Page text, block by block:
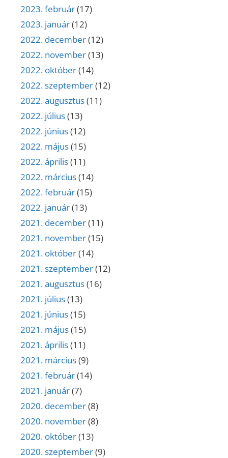
2023. február(17)
2023. január(12)
2022. december(12)
2022. november(13)
2022. október(14)
2022. szeptember(12)
2022. augusztus(11)
2022. július(13)
2022. június(12)
2022. május(15)
2022. április(11)
2022. március(14)
2022. február(15)
2022. január(13)
2021. december(11)
2021. november(15)
2021. október(14)
2021. szeptember(12)
2021. augusztus(16)
2021. július(13)
2021. június(15)
2021. május(15)
2021. április(11)
2021. március(9)
2021. február(14)
2021. január(7)
2020. december(8)
2020. november(8)
2020. október(13)
2020. szeptember(9)